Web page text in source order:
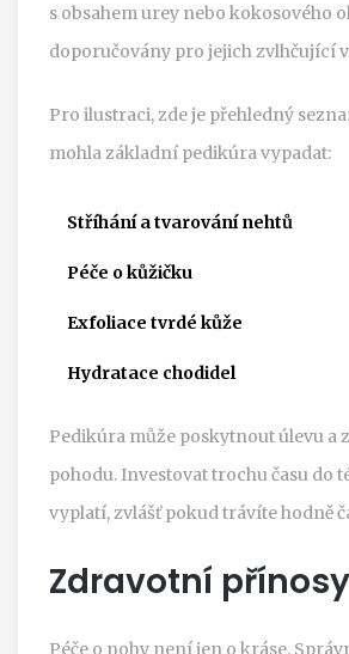
s obsahem urey nebo kokosového
doporučovány pro jejich zvlhčující
Pro ilustraci, zde je přehledný
mohla základní pedikúra vypadat:
Stříhání a tvarování nehtů
Péče o kůžičku
Exfoliace tvrdé kůže
Hydratace chodidel
Pedikúra může poskytnout úlevu a
pohodu. Investovat trochu času do
vyplatí, zvlášť pokud trávíte hodně
Zdravotní přínosy
Péče o nohy není jen o kráse.